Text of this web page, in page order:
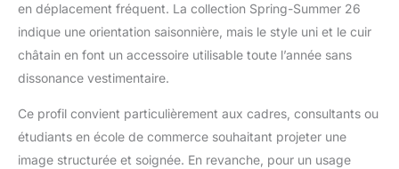
utilise uniquement de
cuir et des parties
métalliques de haute
en déplacement fréquent. La collection Spring-Summer 26
indique une orientation saisonnière, mais le style uni et le cuir
châtain en font un accessoire utilisable toute l’année sans
dissonance vestimentaire.
Ce profil convient particulièrement aux cadres, consultants ou
étudiants en école de commerce souhaitant projeter une
image structurée et soignée. En revanche, pour un usage